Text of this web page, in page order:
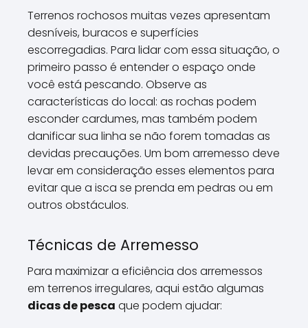
Terrenos rochosos muitas vezes apresentam
desníveis, buracos e superfícies
escorregadias. Para lidar com essa situação, o
primeiro passo é entender o espaço onde
você está pescando. Observe as
características do local: as rochas podem
esconder cardumes, mas também podem
danificar sua linha se não forem tomadas as
devidas precauções. Um bom arremesso deve
levar em consideração esses elementos para
evitar que a isca se prenda em pedras ou em
outros obstáculos.
Técnicas de Arremesso
Para maximizar a eficiência dos arremessos
em terrenos irregulares, aqui estão algumas
dicas de pesca que podem ajudar: